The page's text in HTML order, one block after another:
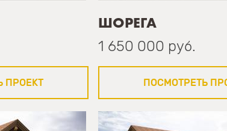
ПРОЕКТ
ШОРЕГА
1 650 000 руб.
ПОСМОТРЕТЬ